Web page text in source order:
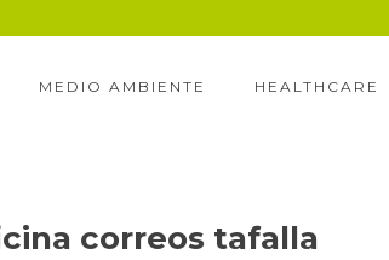
MEDIO AMBIENTE HEALTHCARE
correos tafalla